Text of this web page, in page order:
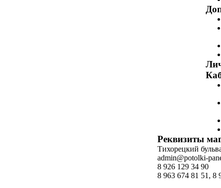
Реквизиты
Тихорецкий
admin@potolki-
8 926 129 34 90
8 963 674 81 51, 8